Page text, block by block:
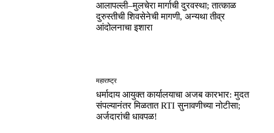
आलापल्ली–मुलचेरा मार्गाची दुरवस्था; तात्काळ
दुरुस्तीची शिवसेनेची मागणी, अन्यथा तीव्र
आंदोलनाचा इशारा
महाराष्ट्र
धर्मादाय आयुक्त कार्यालयाचा अजब कारभार: मुदत
संपल्यानंतर मिळतात RTI सुनावणीच्या नोटीसा;
अर्जदारांची धावपळ!